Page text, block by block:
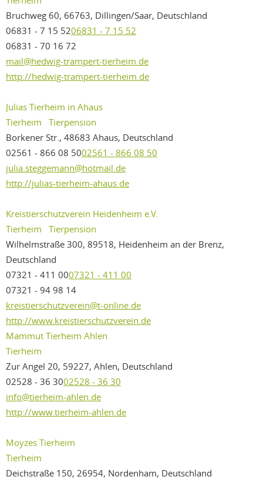
Bruchweg 60, 66763, Dillingen/Saar, Deutschland
06831 - 7 15 5206831 - 7 15 52
06831 - 70 16 72
mail@hedwig-trampert-tierheim.de
http://hedwig-trampert-tierheim.de
Julias Tierheim in Ahaus
Tierheim
Tierpension
Borkener Str., 48683 Ahaus, Deutschland
02561 - 866 08 5002561 - 866 08 50
julia.steggemann@hotmail.de
http://julias-tierheim-ahaus.de
Kreistierschutzverein Heidenheim e.V.
Tierheim
Tierpension
Wilhelmstraße 300, 89518, Heidenheim an der Brenz,
Deutschland
07321 - 411 0007321 - 411 00
07321 - 94 98 14
kreistierschutzverein@t-online.de
http://www.kreistierschutzverein.de
Mammut Tierheim Ahlen
Tierheim
Zur Angel 20, 59227, Ahlen, Deutschland
02528 - 36 3002528 - 36 30
info@tierheim-ahlen.de
http://www.tierheim-ahlen.de
Moyzes Tierheim
Tierheim
Deichstraße 150, 26954, Nordenham, Deutschland